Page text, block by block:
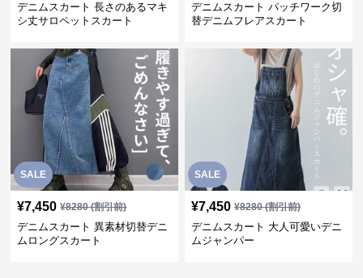
デニムスカート 長さのあるマキ
シ丈サロペットスカート
デニムスカート パッチワーク切
替デニムフレアスカート
SALE
¥7,450 ¥8280(割引前)
デニムスカート 異素材切替デニ
ムロングスカート
SALE
¥7,450 ¥8280(割引前)
デニムスカート 大人可愛いデニ
ムジャンパー